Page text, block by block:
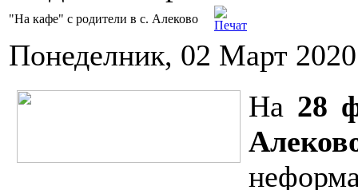
"На кафе" с родители в с. Алеково
Понеделник, 02 Март
На 28